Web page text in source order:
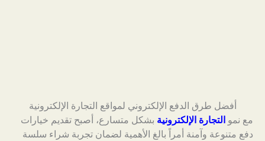
أفضل طرق الدفع الإلكتروني لمواقع التجارة الإلكترونية
مع نمو التجارة الإلكترونية بشكل متسارع، أصبح تقديم خيارات
دفع متنوعة وآمنة أمراً بالغ الأهمية لضمان تجربة شراء سلسة